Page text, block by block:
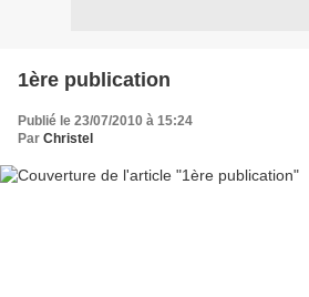
1ère publication
Publié le 23/07/2010 à 15:24
Par Christel